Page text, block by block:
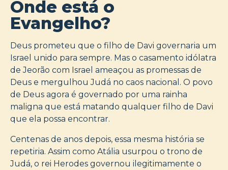
Onde está o
Evangelho?
Deus prometeu que o filho de Davi governaria um
Israel unido para sempre. Mas o casamento idólatra
de Jeorão com Israel ameaçou as promessas de
Deus e mergulhou Judá no caos nacional. O povo
de Deus agora é governado por uma rainha
maligna que está matando qualquer filho de Davi
que ela possa encontrar.
Centenas de anos depois, essa mesma história se
repetiria. Assim como Atália usurpou o trono de
Judá, o rei Herodes governou ilegitimamente o